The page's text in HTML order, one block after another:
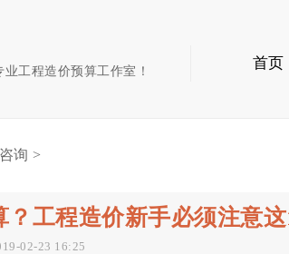
业工程造价预算工作室！ 首页
询 >
工程造价新手必须注意这
02-23 16:25